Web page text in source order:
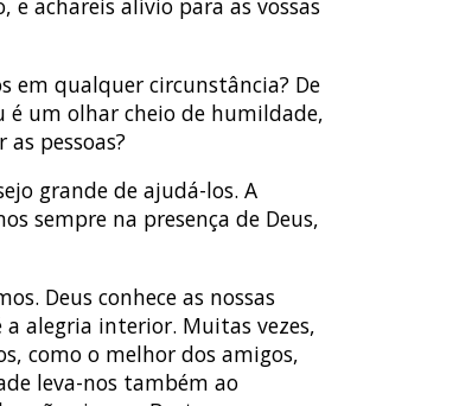
e achareis alívio para as vossas
em qualquer circunstância? De
é um olhar cheio de humildade,
pessoas?
grande de ajudá-los. A
sempre na presença de Deus,
Deus conhece as nossas
a alegria interior. Muitas vezes,
como o melhor dos amigos,
leva-nos também ao